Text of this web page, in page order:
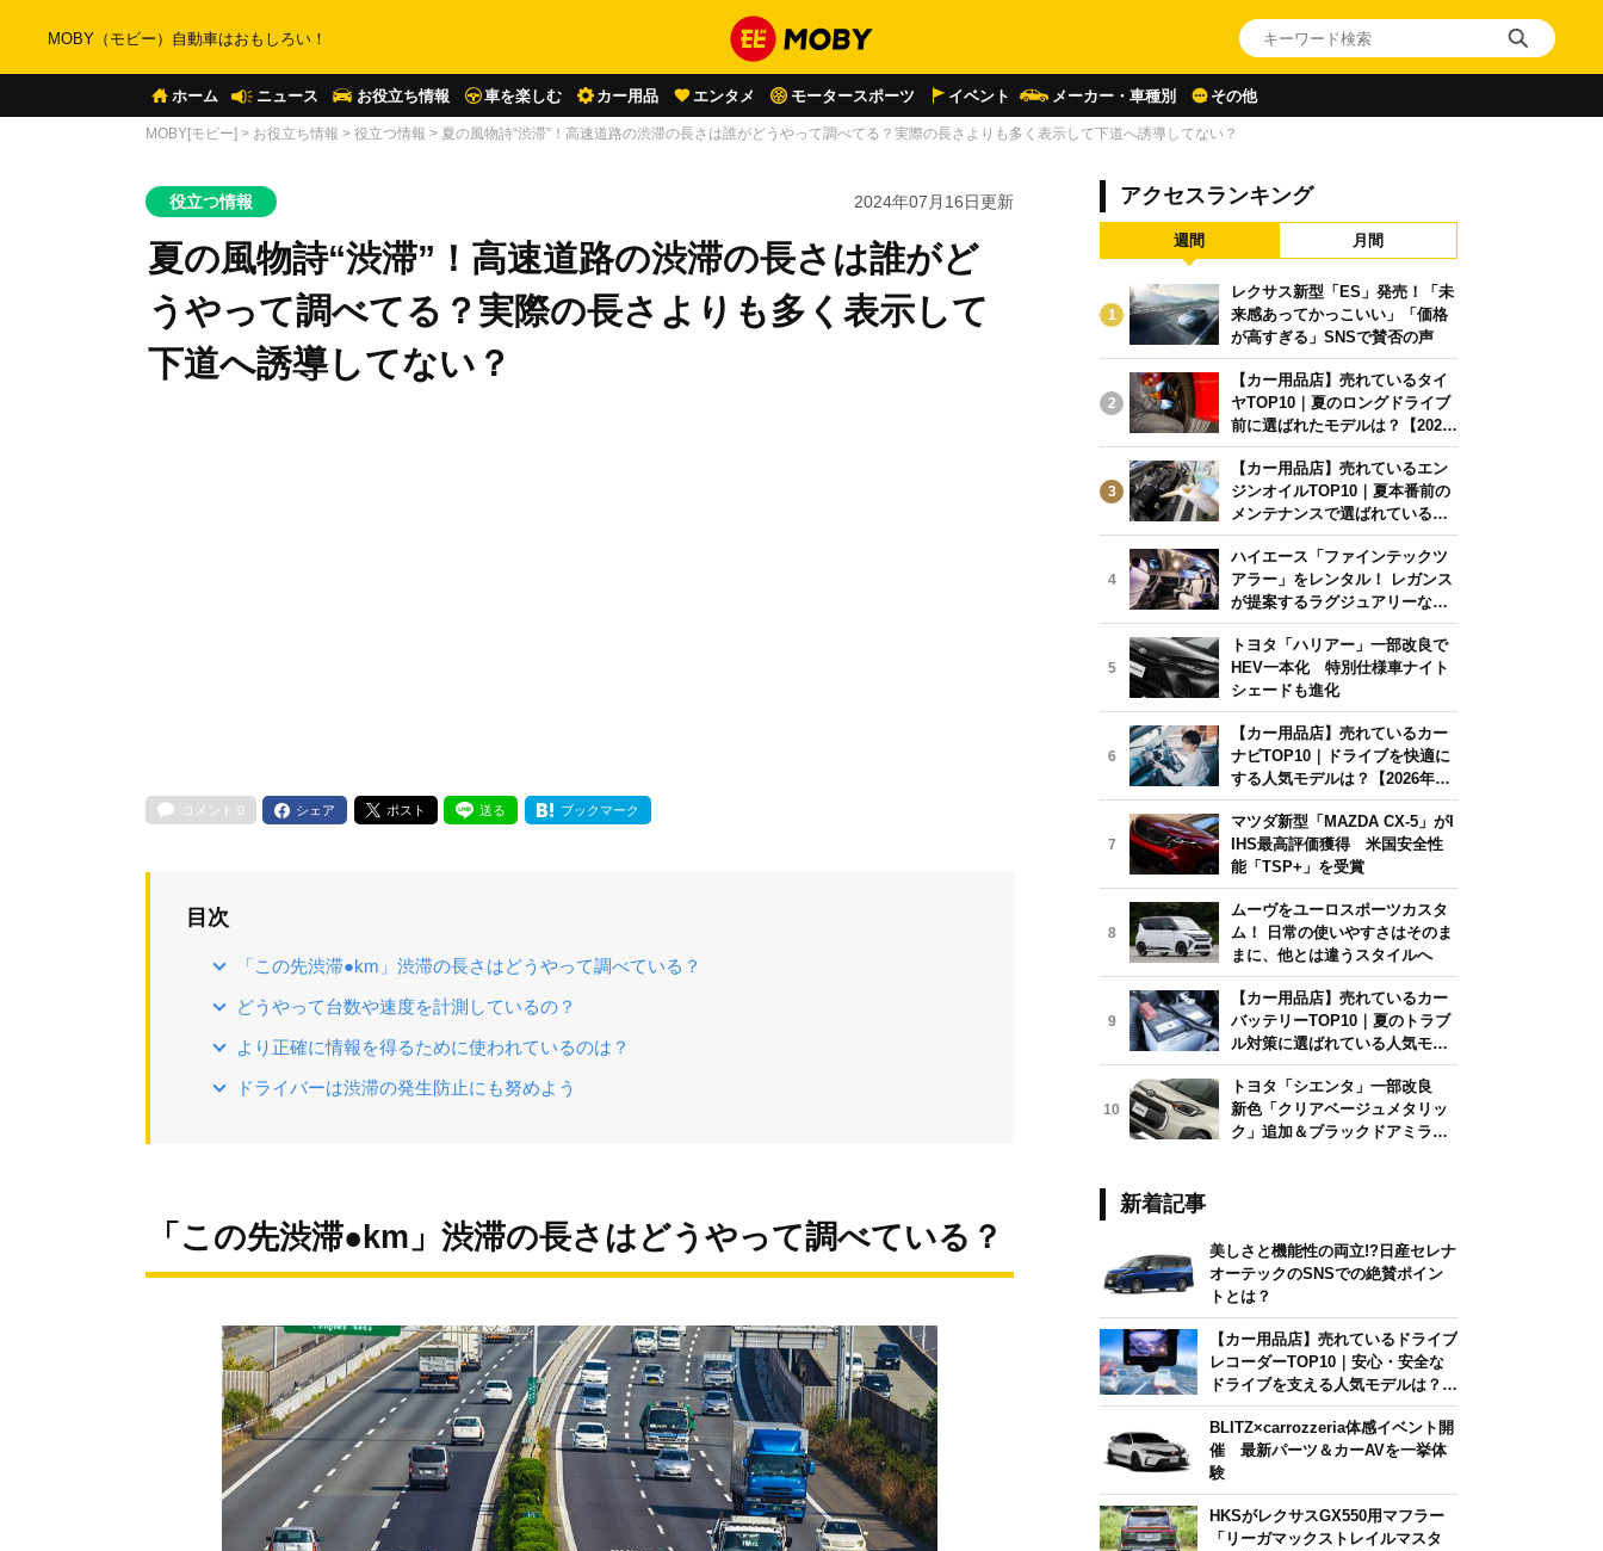
MOBY（モビー）自動車はおもしろい！
ホーム ニュース お役立ち情報 車を楽しむ カー用品 エンタメ モータースポーツ イベント メーカー・車種別 その他
MOBY[モビー] > お役立ち情報 > 役立つ情報 > 夏の風物詩“渋滞”！高速道路の渋滞の長さは誰がどうやって調べてる？実際の長さよりも多く表示して下道へ誘導してない？
役立つ情報 2024年07月16日更新
夏の風物詩“渋滞”！高速道路の渋滞の長さは誰がど
うやって調べてる？実際の長さよりも多く表示して
下道へ誘導してない？
コメント 0 シェア ポスト 送る ブックマーク
目次
「この先渋滞●km」渋滞の長さはどうやって調べている？
どうやって台数や速度を計測しているの？
より正確に情報を得るために使われているのは？
ドライバーは渋滞の発生防止にも努めよう
「この先渋滞●km」渋滞の長さはどうやって調べている？
アクセスランキング
週間 月間
1
レクサス新型「ES」発売！「未
来感あってかっこいい」「価格
が高すぎる」SNSで賛否の声
2
【カー用品店】売れているタイ
ヤTOP10｜夏のロングドライブ
前に選ばれたモデルは？【2026
年6月版】
3
【カー用品店】売れているエン
ジンオイルTOP10｜夏本番前の
メンテナンスで選ばれている人
気モデルは？【2026年6月版】
4
ハイエース「ファインテックツ
アラー」をレンタル！ レガンス
が提案するラグジュアリーな移
動体験
5
トヨタ「ハリアー」一部改良で
HEV一本化 特別仕様車ナイト
シェードも進化
6
【カー用品店】売れているカー
ナビTOP10｜ドライブを快適に
する人気モデルは？【2026年6
月版】
7
マツダ新型「MAZDA CX-5」がI
IHS最高評価獲得 米国安全性
能「TSP+」を受賞
8
ムーヴをユーロスポーツカスタ
ム！ 日常の使いやすさはそのま
まに、他とは違うスタイルへ
9
【カー用品店】売れているカー
バッテリーTOP10｜夏のトラブ
ル対策に選ばれている人気モデ
ルは？【2026年6月版】
10
トヨタ「シエンタ」一部改良
新色「クリアベージュメタリッ
ク」追加＆ブラックドアミラー
新着記事
美しさと機能性の両立!?日産セレナ
オーテックのSNSでの絶賛ポイン
トとは？
【カー用品店】売れているドライブ
レコーダーTOP10｜安心・安全な
ドライブを支える人気モデルは？
【2026年6月版】
BLITZ×carrozzeria体感イベント開
催 最新パーツ＆カーAVを一挙体
験
HKSがレクサスGX550用マフラー
「リーガマックストレイルマスタ